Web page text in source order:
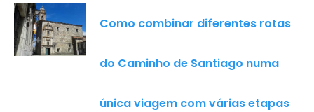
Como combinar diferentes rotas
do Caminho de Santiago numa
única viagem com várias etapas